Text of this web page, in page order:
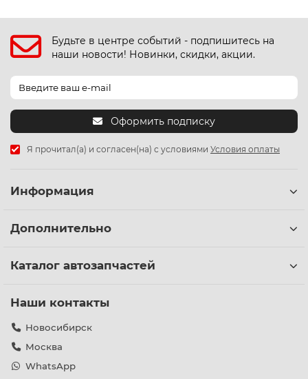
Будьте в центре событий - подпишитесь на
наши новости! Новинки, скидки, акции.
Оформить подписку
Я прочитал(а) и согласен(на) с условиями Условия оплаты
Информация
Дополнительно
Каталог автозапчастей
Наши контакты
Новосибирск
Москва
WhatsApp